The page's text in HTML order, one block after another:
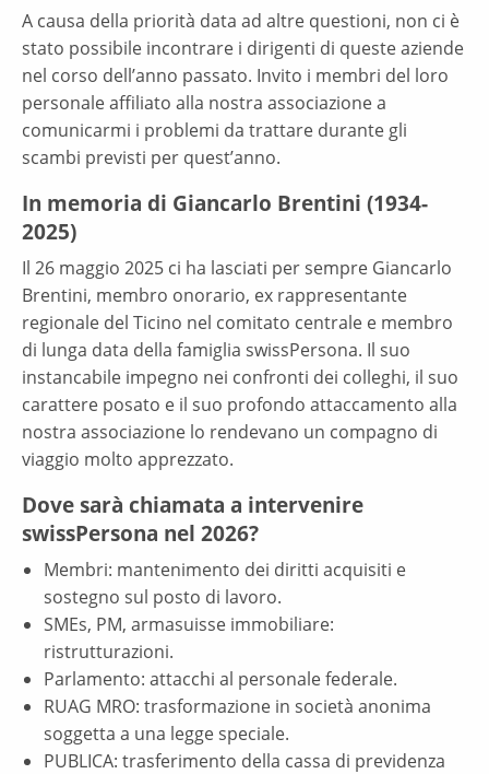
A causa della priorità data ad altre questioni, non ci è
stato possibile incontrare i dirigenti di queste aziende
nel corso dell’anno passato. Invito i membri del loro
personale affiliato alla nostra associazione a
comunicarmi i problemi da trattare durante gli
scambi previsti per quest’anno.
In memoria di Giancarlo Brentini (1934-
2025)
Il 26 maggio 2025 ci ha lasciati per sempre Giancarlo
Brentini, membro onorario, ex rappresentante
regionale del Ticino nel comitato centrale e membro
di lunga data della famiglia swissPersona. Il suo
instancabile impegno nei confronti dei colleghi, il suo
carattere posato e il suo profondo attaccamento alla
nostra associazione lo rendevano un compagno di
viaggio molto apprezzato.
Dove sarà chiamata a intervenire
swissPersona nel 2026?
Membri: mantenimento dei diritti acquisiti e
sostegno sul posto di lavoro.
SMEs, PM, armasuisse immobiliare:
ristrutturazioni.
Parlamento: attacchi al personale federale.
RUAG MRO: trasformazione in società anonima
soggetta a una legge speciale.
PUBLICA: trasferimento della cassa di previdenza